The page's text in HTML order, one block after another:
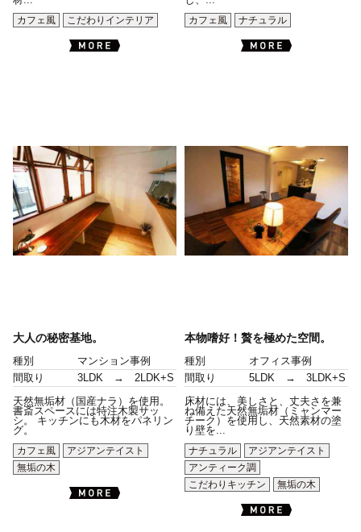
カフェ風
こだわりインテリア
カフェ風
ナチュラル
大人の秘密基地。
種別
マンション事例
間取り
3LDK → 2LDK+S
天然無垢材（国産ナラ）を使用。
書斎スペースには特注木製サッ
シ。 キッチンにも木材をパネリン
グ。
カフェ風
アジアンテイスト
無垢の木
本物嗜好！贅を極めた空間。
種別
オフィス事例
間取り
5LDK → 3LDK+S
床材には、美しさと、丈夫さを兼
ね備えた天然無垢材（ミャンマー
チーク）を使用し、天然素材の塗
り壁を...
ナチュラル
アジアンテイスト
アンティーク調
こだわりキッチン
無垢の木